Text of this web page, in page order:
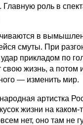
роль в
в
смуты. При
прикладом по
жизнь, а потом
— изменить мир.
артистка
жизни на каком-
нет, оно там не